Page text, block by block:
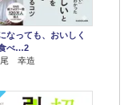
なっても、おいしく
べ…2
尾 幸造